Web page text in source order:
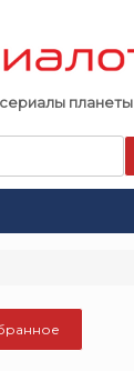
планеты